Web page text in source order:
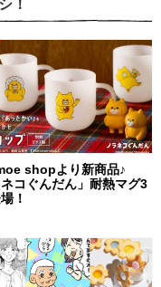
！
shopより新商品♪
ネコぐんだん」耐熱マグ3
！